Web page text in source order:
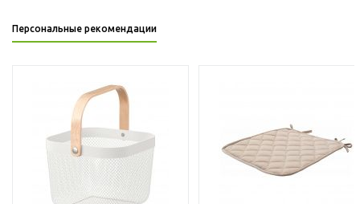
Персональные рекомендации